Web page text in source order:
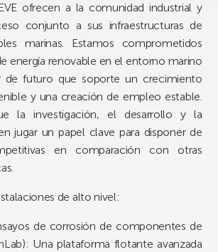
ofrecen a la comunidad industrial y
conjunto a sus infraestructuras de
marinas. Estamos comprometidos
energía renovable en el entorno marino
futuro que soporte un crecimiento
y una creación de empleo estable.
la investigación, el desarrollo y la
jugar un papel clave para disponer de
en comparación con otras
de alto nivel:
de corrosión de componentes de
Una plataforma flotante avanzada